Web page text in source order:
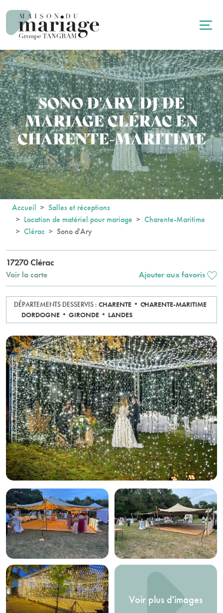
SONO D'ARY DJ DE
MARIAGE CLÉRAC EN
CHARENTE-MARITIME
Accueil
Salles et réceptions
Location de matériel pour mariage
Charente-Maritime
Clérac
Sono d'Ary
17270 Clérac
Voir la carte Ajouter aux favoris
DÉPARTEMENTS DESSERVIS : CHARENTE
CHARENTE-MARITIME
DORDOGNE
GIRONDE LANDES
Voir plus d'images